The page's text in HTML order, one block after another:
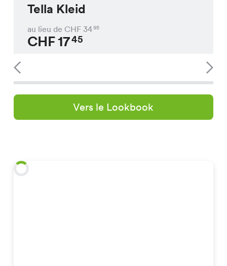
Tella Kleid
au lieu de CHF 3495
CHF1745
Vers le Lookbook